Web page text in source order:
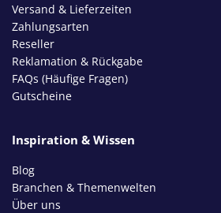
Versand & Lieferzeiten
Zahlungsarten
Reseller
Reklamation & Rückgabe
FAQs (Häufige Fragen)
Gutscheine
Inspiration & Wissen
Blog
Branchen & Themenwelten
Über uns